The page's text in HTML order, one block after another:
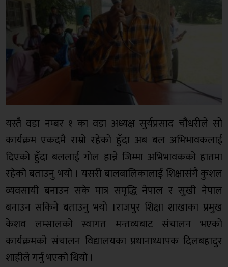
यस्तै वडा नम्बर १ का वडा अध्यक्ष सुर्यप्रसाद चौधरीले सो
कार्यक्रम एकदमै राम्रो रहेको हुँदा अब बल अभिभावकलाई
दिएको हुँदा बललाई गोल हान्ने जिम्मा अभिभावकको हातमा
रहेकोे बताउनु भयो । यसरी बालबालिकालाई शिक्षासंगै कुशल
व्यवसायी बनाउन सके मात्र समृद्धि नेपाल र सुखी नेपाल
बनाउन सकिने बताउनु भयो ।राजपुर शिक्षा शाखाका प्रमुख
केशव लम्सालको स्वागत मन्तव्यबाट संचालन भएको
कार्यक्रमको संचालन विद्यालयका प्रधानाध्यापक दिलबहादुर
शाहीले गर्नु भएको थियो ।